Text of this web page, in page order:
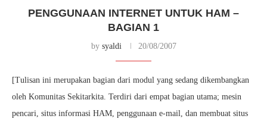
PENGGUNAAN INTERNET UNTUK HAM –
BAGIAN 1
by syaldi 20/08/2007
[Tulisan ini merupakan bagian dari modul yang sedang dikembangkan
oleh Komunitas Sekitarkita. Terdiri dari empat bagian utama; mesin
pencari, situs informasi HAM, penggunaan e-mail, dan membuat situs